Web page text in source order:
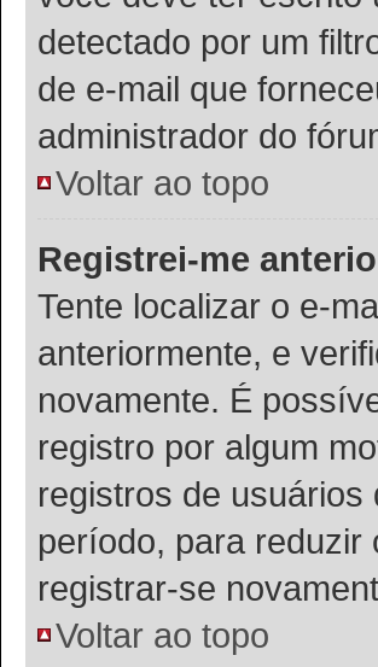
detectado por um
de e-mail que
administrador do
Voltar ao topo
Registrei-me
Tente localizar o e-
anteriormente, e
novamente. É
registro por algum
registros de
período, para reduzir
registrar-se
Voltar ao topo